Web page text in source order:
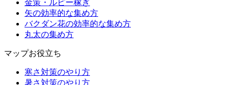
金策・ルピー稼ぎ
矢の効率的な集め方
バクダン花の効率的な集め方
丸太の集め方
マップお役立ち
寒さ対策のやり方
暑さ対策のやり方